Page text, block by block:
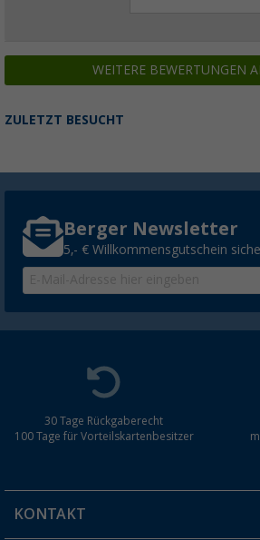
WEITERE BEWERTUNGEN
ZULETZT BESUCHT
Berger Newsletter
5,- € Willkommensgutschein
30 Tage Rückgaberecht
100 Tage für Vorteilskartenbesitzer
KONTAKT